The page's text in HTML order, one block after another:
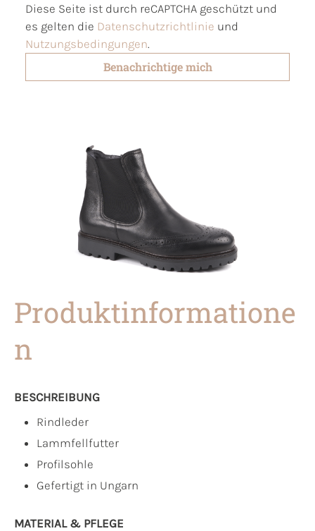
Diese Seite ist durch reCAPTCHA geschützt und
es gelten die Datenschutzrichtlinie und
Nutzungsbedingungen.
Benachrichtige mich
Produktinformatione
n
BESCHREIBUNG
Rindleder
Lammfellfutter
Profilsohle
Gefertigt in Ungarn
MATERIAL & PFLEGE